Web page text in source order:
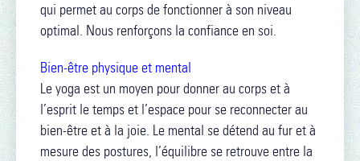
qui permet au corps de fonctionner à son niveau
optimal. Nous renforçons la confiance en soi.
Bien-être physique et mental
Le yoga est un moyen pour donner au corps et à
l’esprit le temps et l’espace pour se reconnecter au
bien-être et à la joie. Le mental se détend au fur et à
mesure des postures, l’équilibre se retrouve entre la